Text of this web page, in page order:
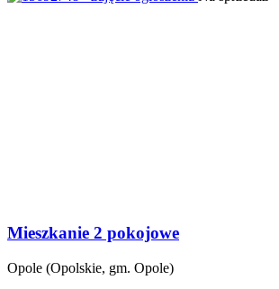
Mieszkanie 2 pokojowe
Opole (Opolskie, gm. Opole)